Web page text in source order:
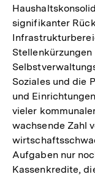
signifikanter
Soziales und die
und
vieler
wachsende Zahl
Aufgaben nur
Kassenkredite,